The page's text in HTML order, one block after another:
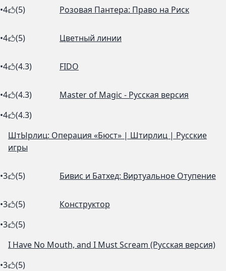
•4 (5) Розовая Пантера: Право на Риск
•4 (5) Цветный линии
•4 (4.3) FIDO
•4 (4.3)
Master of Magic - Русская версия
•4
(4.3)
ШтЫрлиц: Операция «Бюст» | Штирлиц | Русские
игры
•3 (5) Бивис и Батхед: Виртуальное Отупение
•3 (5)
Конструктор
•3
(5)
I Have No Mouth, and I Must Scream (Русская версия)
•3
(5)